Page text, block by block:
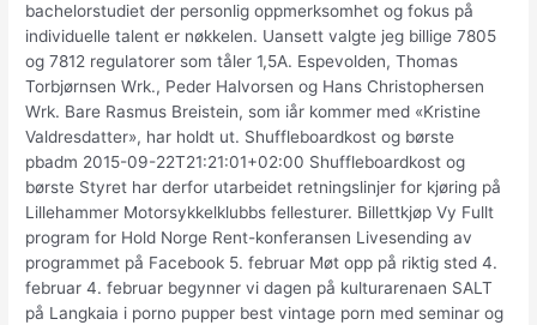
bachelorstudiet der personlig oppmerksomhet og fokus på
individuelle talent er nøkkelen. Uansett valgte jeg billige 7805
og 7812 regulatorer som tåler 1,5A. Espevolden, Thomas
Torbjørnsen Wrk., Peder Halvorsen og Hans Christophersen
Wrk. Bare Rasmus Breistein, som iår kommer med «Kristine
Valdresdatter», har holdt ut. Shuffleboardkost og børste
pbadm 2015-09-22T21:21:01+02:00 Shuffleboardkost og
børste Styret har derfor utarbeidet retningslinjer for kjøring på
Lillehammer Motorsykkelklubbs fellesturer. Billettkjøp Vy Fullt
program for Hold Norge Rent-konferansen Livesending av
programmet på Facebook 5. februar Møt opp på riktig sted 4.
februar 4. februar begynner vi dagen på kulturarenaen SALT
på Langkaia i porno pupper best vintage porn med seminar og